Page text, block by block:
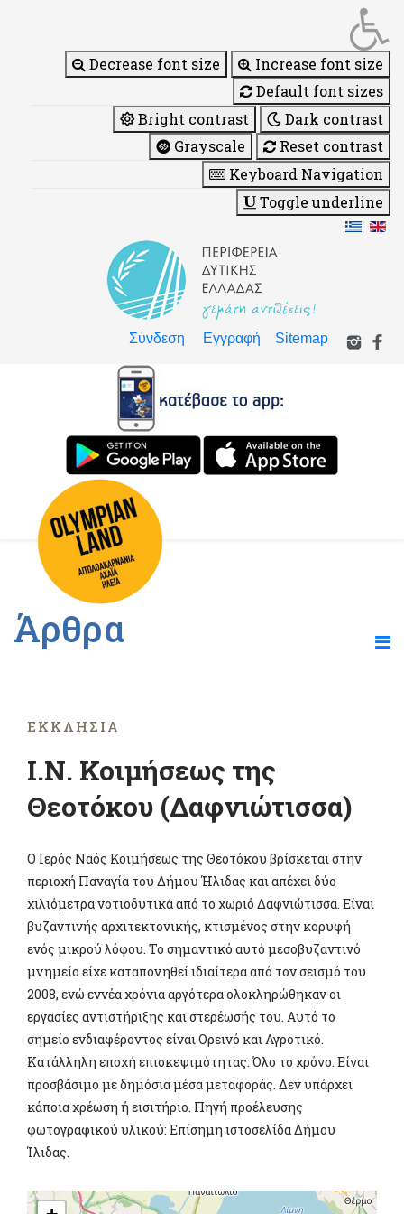
Decrease font size
Increase font size
Default font sizes
Bright contrast
Dark contrast
Grayscale
Reset contrast
Keyboard Navigation
Toggle underline
Σύνδεση Εγγραφή Sitemap
Άρθρα
ΕΚΚΛΗΣΊΑ
Ι.Ν. Κοιμήσεως της
Θεοτόκου (Δαφνιώτισσα)
Ο Ιερός Ναός Κοιμήσεως της Θεοτόκου βρίσκεται στην
περιοχή Παναγία του Δήμου Ήλιδας και απέχει δύο
χιλιόμετρα νοτιοδυτικά από το χωριό Δαφνιώτισσα. Είναι
βυζαντινής αρχιτεκτονικής, κτισμένος στην κορυφή
ενός μικρού λόφου. Το σημαντικό αυτό μεσοβυζαντινό
μνημείο είχε καταπονηθεί ιδιαίτερα από τον σεισμό του
2008, ενώ εννέα χρόνια αργότερα ολοκληρώθηκαν οι
εργασίες αντιστήριξης και στερέωσής του. Αυτό το
σημείο ενδιαφέροντος είναι Ορεινό και Αγροτικό.
Κατάλληλη εποχή επισκεψιμότητας: Όλο το χρόνο. Είναι
προσβάσιμο με δημόσια μέσα μεταφοράς. Δεν υπάρχει
κάποια χρέωση ή εισιτήριο. Πηγή προέλευσης
φωτογραφικού υλικού: Επίσημη ιστοσελίδα Δήμου
Ίλιδας.